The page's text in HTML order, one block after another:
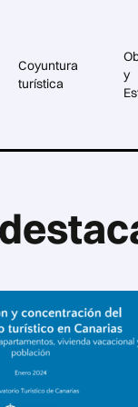
Coyuntura
turística
y